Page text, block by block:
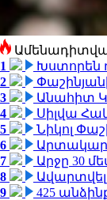
1
Խստորեն
2
3
Անահիտ
4
Սիլվա
5
Նիկոլ
6
7
Արջը 30
8
Ավարտվել
9
425